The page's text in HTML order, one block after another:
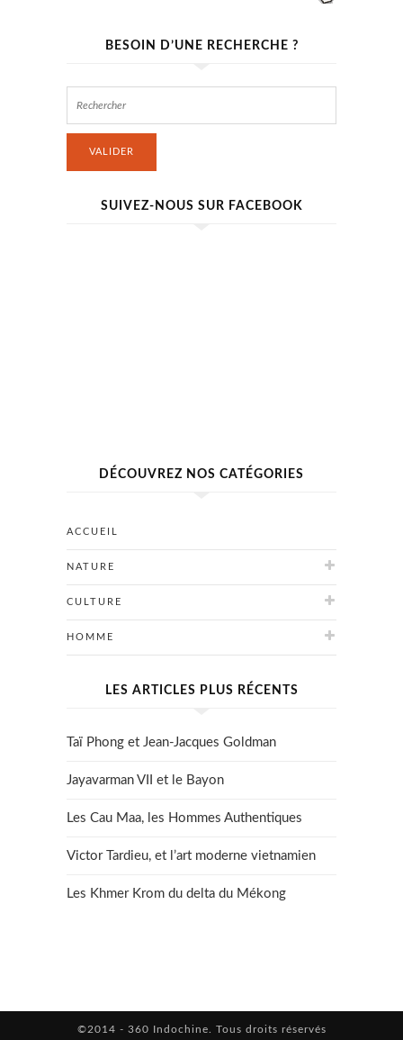
BESOIN D’UNE RECHERCHE ?
VALIDER
SUIVEZ-NOUS SUR FACEBOOK
DÉCOUVREZ NOS CATÉGORIES
ACCUEIL
NATURE
CULTURE
HOMME
LES ARTICLES PLUS RÉCENTS
Taï Phong et Jean-Jacques Goldman
Jayavarman VII et le Bayon
Les Cau Maa, les Hommes Authentiques
Victor Tardieu, et l’art moderne vietnamien
Les Khmer Krom du delta du Mékong
©2014 - 360 Indochine. Tous droits réservés